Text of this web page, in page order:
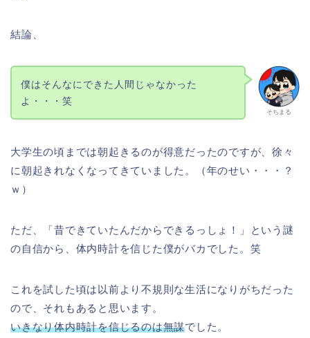
結論、
そちまる
僕はそんなにできた人間じゃなかった
よ・・・笑
大学生の頃までは朝起きるのが得意だったのですが、徐々
に朝起きれなくなってきていました。（年のせい・・・？
ｗ）
ただ、「昔できていたんだからできるっしょ！」という謎
の自信から、体内時計を信じた僕がバカでした。笑
これを試した頃は以前より不規則な生活になりがちだった
ので、それもあると思います。
いきなり体内時計を信じるのは無謀でした。